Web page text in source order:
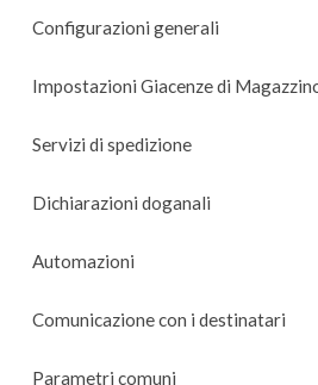
Configurazioni generali
Impostazioni Giacenze di
Servizi di spedizione
Dichiarazioni doganali
Automazioni
Comunicazione con i destinatari
Parametri comuni